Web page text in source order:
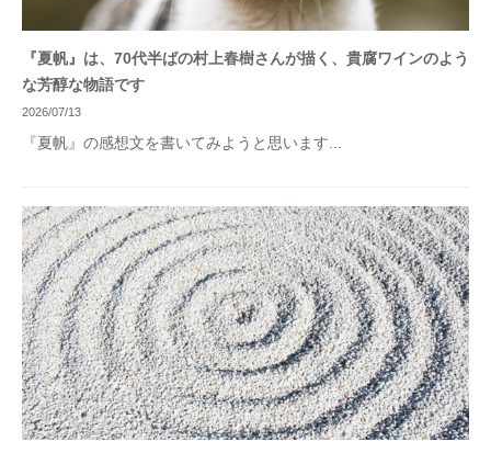
『夏帆』は、70代半ばの村上春樹さんが描く、貴腐ワインのよう
な芳醇な物語です
2026/07/13
『夏帆』の感想文を書いてみようと思います...